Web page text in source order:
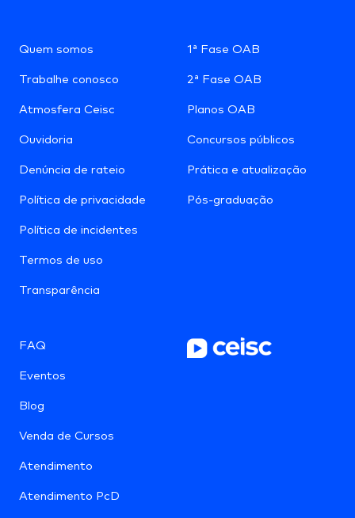
Quem somos
Trabalhe conosco
Atmosfera Ceisc
Ouvidoria
Denúncia de rateio
Política de privacidade
Política de incidentes
Termos de uso
Transparência
1ª Fase OAB
2ª Fase OAB
Planos OAB
Concursos públicos
Prática e atualização
Pós-graduação
FAQ
Eventos
Blog
Venda de Cursos
Atendimento
Atendimento PcD